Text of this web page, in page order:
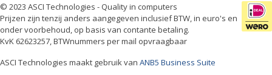
© 2023 ASCI Technologies - Quality in computers
Prijzen zijn tenzij anders aangegeven inclusief BTW, in euro's en
onder voorbehoud, op basis van contante betaling.
KvK 62623257, BTWnummers per mail opvraagbaar
ASCI Technologies maakt gebruik van ANB5 Business Suite